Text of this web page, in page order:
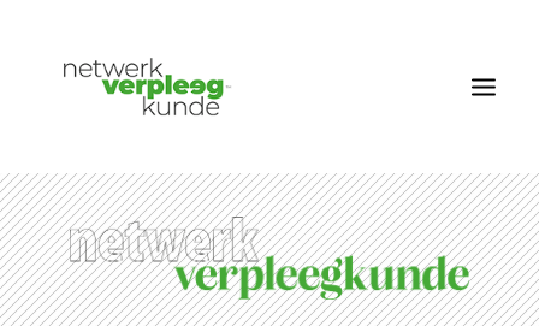
OVER NETWERK VERPLEEGKUNDE
NIEUWS
RUBRIEKEN